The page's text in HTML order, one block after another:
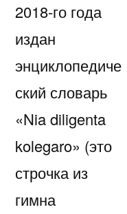
2018-го года
издан
энциклопедиче
ский словарь
«Nia diligenta
kolegaro» (это
строчка из
гимна